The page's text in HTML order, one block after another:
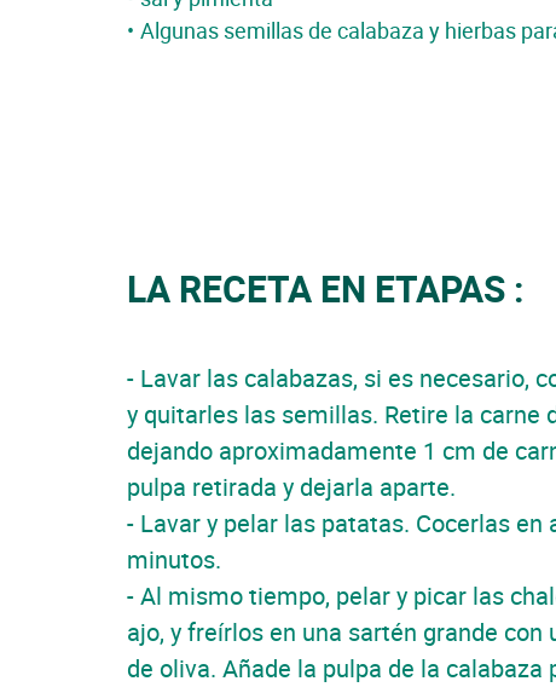
Algunas semillas de calabaza y hierbas
LA RECETA EN ETAPAS :
- Lavar las calabazas, si es necesario,
y quitarles las semillas. Retire la carne
dejando aproximadamente 1 cm de
pulpa retirada y dejarla aparte.
- Lavar y pelar las patatas. Cocerlas en
minutos.
- Al mismo tiempo, pelar y picar las
ajo, y freírlos en una sartén grande con
de oliva. Añade la pulpa de la calabaza